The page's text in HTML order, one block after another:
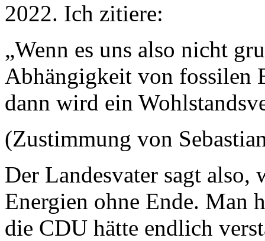
2022. Ich zitiere:
„Wenn es uns also nicht
Abhängigkeit von fossilen
dann wird ein
(Zustimmung von
Der Landesvater sagt also,
Energien ohne Ende. Man
die CDU hätte endlich